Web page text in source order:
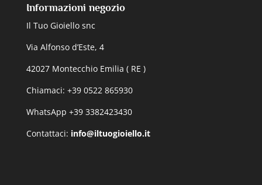
Informazioni negozio
Il Tuo Gioiello snc
Via Alfonso d’Este, 4
42027 Montecchio Emilia ( RE )
Chiamaci: +39 0522 865930
WhatsApp +39 3382423430
Contattaci: info@iltuogioiello.it